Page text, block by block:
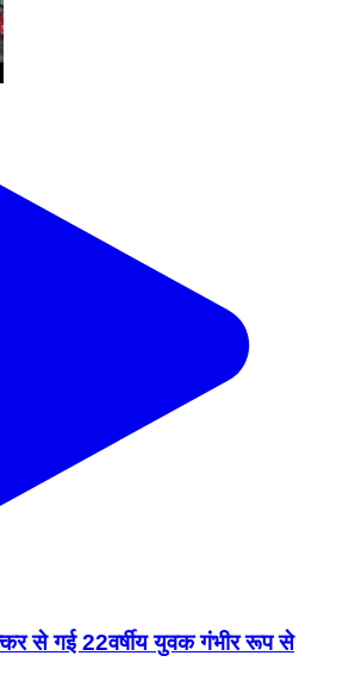
से गई 22वर्षीय युवक गंभीर रूप से